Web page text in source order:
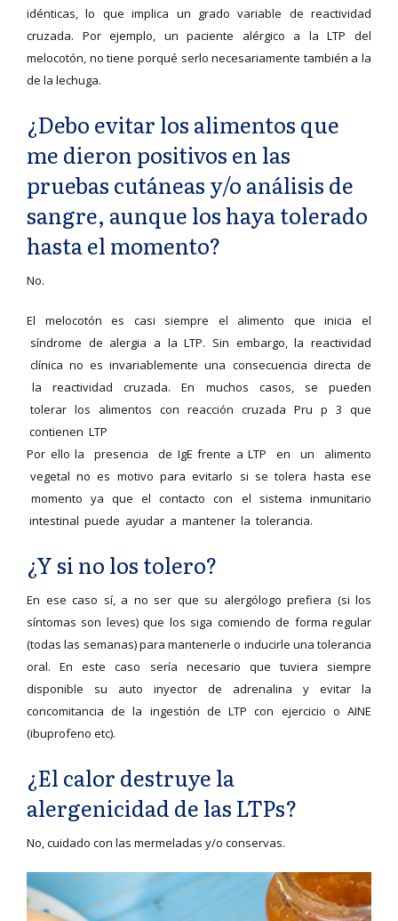
idénticas, lo que implica un grado variable de reactividad
cruzada. Por ejemplo, un paciente alérgico a la LTP del
melocotón, no tiene porqué serlo necesariamente también a la
de la lechuga.
¿Debo evitar los alimentos que
me dieron positivos en las
pruebas cutáneas y/o análisis de
sangre, aunque los haya tolerado
hasta el momento?
No.
El melocotón es casi siempre el alimento que inicia el
síndrome de alergia a la LTP. Sin embargo, la reactividad
clínica no es invariablemente una consecuencia directa de
la reactividad cruzada. En muchos casos, se pueden
tolerar los alimentos con reacción cruzada Pru p 3 que
contienen LTP
Por ello la presencia de IgE frente a LTP en un alimento
vegetal no es motivo para evitarlo si se tolera hasta ese
momento ya que el contacto con el sistema inmunitario
intestinal puede ayudar a mantener la tolerancia.
¿Y si no los tolero?
En ese caso sí, a no ser que su alergólogo prefiera (si los
síntomas son leves) que los siga comiendo de forma regular
(todas las semanas) para mantenerle o inducirle una tolerancia
oral. En este caso sería necesario que tuviera siempre
disponible su auto inyector de adrenalina y evitar la
concomitancia de la ingestión de LTP con ejercicio o AINE
(ibuprofeno etc).
¿El calor destruye la
alergenicidad de las LTPs?
No, cuidado con las mermeladas y/o conservas.